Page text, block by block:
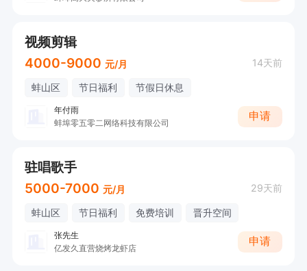
视频剪辑
4000-9000 元/月 14天前
蚌山区 节日福利 节假日休息
年付雨
蚌埠零五零二网络科技有限公司
申请
驻唱歌手
5000-7000 元/月 29天前
蚌山区 节日福利 免费培训 晋升空间
张先生
亿发久直营烧烤龙虾店
申请